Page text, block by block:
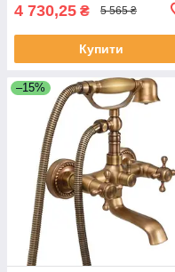
4 730,25 ₴ 5 565 ₴
Купити
–15%